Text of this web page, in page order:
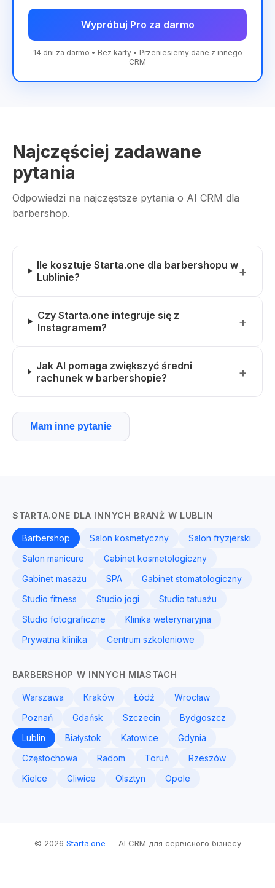
Wypróbuj Pro za darmo
14 dni za darmo • Bez karty • Przeniesiemy dane z innego
CRM
Najczęściej zadawane
pytania
Odpowiedzi na najczęstsze pytania o AI CRM dla
barbershop.
Ile kosztuje Starta.one dla barbershopu w
Lublinie?
Czy Starta.one integruje się z
Instagramem?
Jak AI pomaga zwiększyć średni
rachunek w barbershopie?
Mam inne pytanie
STARTA.ONE DLA INNYCH BRANŻ W LUBLIN
Barbershop Salon kosmetyczny
Salon fryzjerski
Salon manicure
Gabinet kosmetologiczny
Gabinet masażu
SPA
Gabinet stomatologiczny
Studio fitness
Studio jogi
Studio tatuażu
Studio fotograficzne
Klinika weterynaryjna
Prywatna klinika
Centrum szkoleniowe
BARBERSHOP W INNYCH MIASTACH
Warszawa Kraków Łódź
Wrocław
Poznań
Gdańsk Szczecin
Bydgoszcz
Lublin
Białystok Katowice
Gdynia
Częstochowa
Radom Toruń
Rzeszów
Kielce
Gliwice Olsztyn Opole
© 2026 Starta.one — AI CRM для сервісного бізнесу